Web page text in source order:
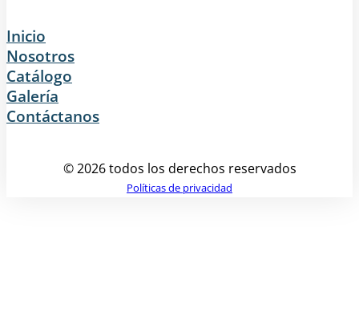
Inicio
Nosotros
Catálogo
Galería
Contáctanos
© 2026 todos los derechos reservados
Políticas de privacidad